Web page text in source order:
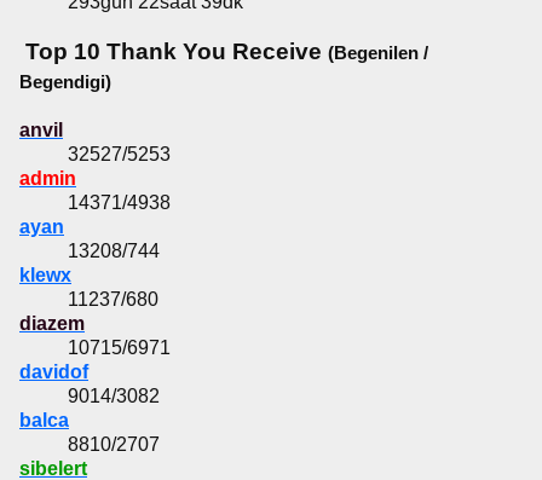
Top 10 Thank You Receive (Begenilen /
Begendigi)
anvil
32527/5253
admin
14371/4938
ayan
13208/744
klewx
11237/680
diazem
10715/6971
davidof
9014/3082
balca
8810/2707
sibelert